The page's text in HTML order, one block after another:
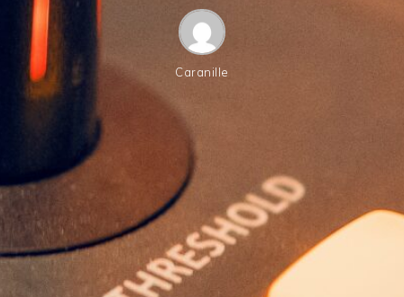
Caranille